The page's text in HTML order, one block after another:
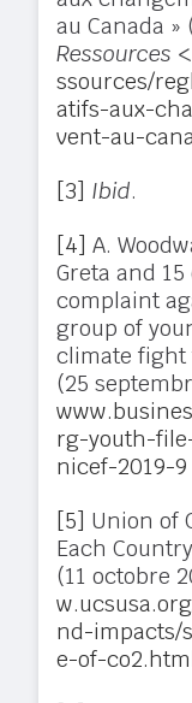
au Canada
Ressources <
ssources/
atifs-aux-
vent-au-
[3] Ibid.
[4] A.
Greta and
complaint
group of
climate
(25
rg-youth-
nicef-2019-9
[5] Union of
Each
(11 octobre
nd-impacts/
e-of-